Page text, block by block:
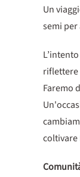
Un
semi
riflettere
Faremo
coltivare